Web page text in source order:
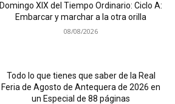
Domingo XIX del Tiempo Ordinario: Ciclo A:
Embarcar y marchar a la otra orilla
08/08/2026
Todo lo que tienes que saber de la Real
Feria de Agosto de Antequera de 2026 en
un Especial de 88 páginas